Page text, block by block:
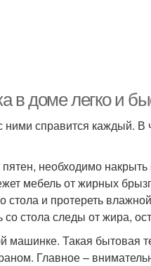
в доме легко и
справится каждый. В
необходимо накрыть
мебель от жирных
стола и протереть
стола следы от жира,
Такая бытовая
Главное –